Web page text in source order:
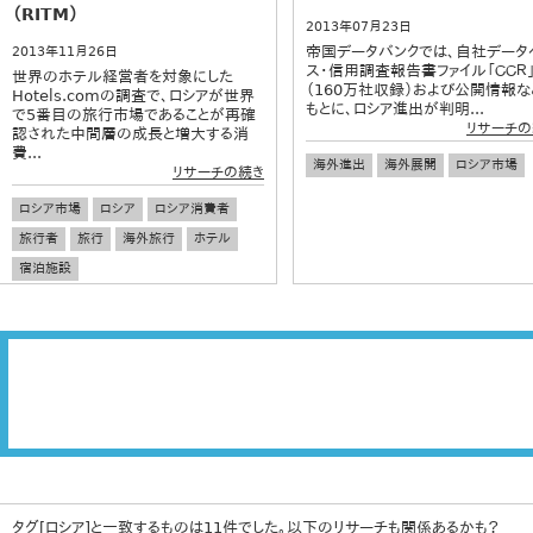
（RITM）
2013年11月26日
世界のホテル経営者を対象にした
Hotels.comの調査で、ロシアが世界
で5番目の旅行市場であることが再確
認された中間層の成長と増大する消
費...
リサーチの続き
ロシア市場 ロシア
ロシア消費者
旅行者
旅行 海外旅行
ホテル
宿泊施設
2013年07月23日
帝国データバンクでは、自社データ
ス・信用調査報告書ファイル「ＣＣＲ」
（160万社収録）および公開情報な
もとに、ロシア進出が判明...
リサーチ
海外進出 海外展開 ロシア市場
タグ[ロシア]と一致するものは11件でした。以下のリサーチも関係あるかも？